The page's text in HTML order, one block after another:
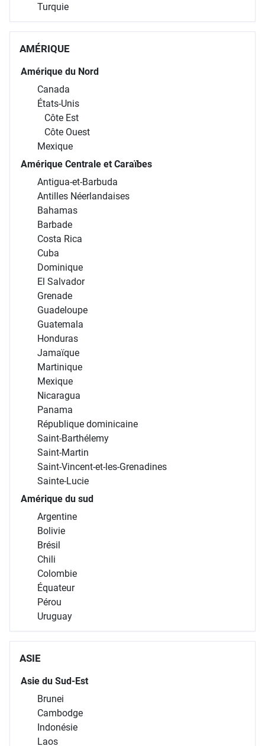
Turquie
AMÉRIQUE
Amérique du Nord
Canada
États-Unis
Côte Est
Côte Ouest
Mexique
Amérique Centrale et Caraïbes
Antigua-et-Barbuda
Antilles Néerlandaises
Bahamas
Barbade
Costa Rica
Cuba
Dominique
El Salvador
Grenade
Guadeloupe
Guatemala
Honduras
Jamaïque
Martinique
Mexique
Nicaragua
Panama
République dominicaine
Saint-Barthélemy
Saint-Martin
Saint-Vincent-et-les-Grenadines
Sainte-Lucie
Amérique du sud
Argentine
Bolivie
Brésil
Chili
Colombie
Équateur
Pérou
Uruguay
ASIE
Asie du Sud-Est
Brunei
Cambodge
Indonésie
Laos